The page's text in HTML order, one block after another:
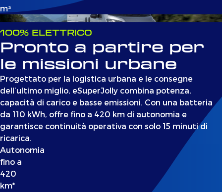
m³
100% ELETTRICO
Pronto a partire per
le missioni urbane
Progettato per la logistica urbana e le consegne
dell’ultimo miglio, eSuperJolly combina potenza,
capacità di carico e basse emissioni. Con una batteria
da 110 kWh, offre fino a 420 km di autonomia e
garantisce continuità operativa con solo 15 minuti di
ricarica.
Autonomia
fino a
420
km*